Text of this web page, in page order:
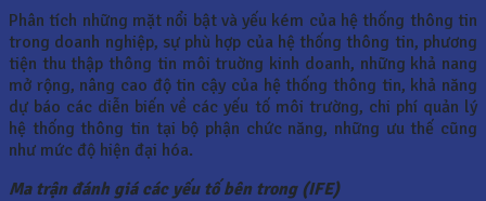
Phân tích những mặt nổi bật và yếu kém của hệ thống thông tin
trong doanh nghiệp, sự phù hợp của hệ thống thông tin, phương
tiện thu thập thông tin môi truờng kinh doanh, những khả nang
mở rộng, nâng cao độ tin cậy của hệ thống thông tin, khả năng
dự báo các diễn biến về các yếu tố môi trường, chi phí quản lý
hệ thống thông tin tại bộ phận chức năng, những ưu thế cũng
như mức độ hiện đại hóa.
Ma trận đánh giá các yếu tố bên trong (IFE)